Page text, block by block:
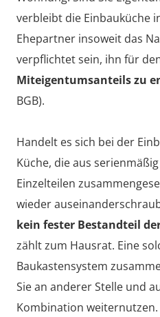
verbleibt die Einbauküche
Ehepartner insoweit das
verpflichtet sein, ihn für
Miteigentumsanteils zu
BGB).
Handelt es sich bei der
Küche, die aus
Einzelteilen
wieder
kein fester Bestandteil
zählt zum Hausrat. Eine
Baukastensystem
Sie an anderer Stelle und
Kombination